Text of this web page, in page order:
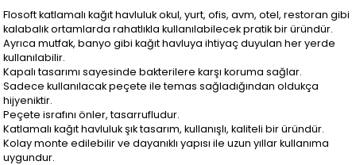
Flosoft katlamalı kağıt havluluk okul, yurt, ofis, avm, otel, restoran gibi
kalabalık ortamlarda rahatlıkla kullanılabilecek pratik bir üründür.
Ayrıca mutfak, banyo gibi kağıt havluya ihtiyaç duyulan her yerde
kullanılabilir.
Kapalı tasarımı sayesinde bakterilere karşı koruma sağlar.
Sadece kullanılacak peçete ile temas sağladığından oldukça
hijyeniktir.
Peçete israfını önler, tasarrufludur.
Katlamalı kağıt havluluk şık tasarım, kullanışlı, kaliteli bir üründür.
Kolay monte edilebilir ve dayanıklı yapısı ile uzun yıllar kullanıma
uygundur.